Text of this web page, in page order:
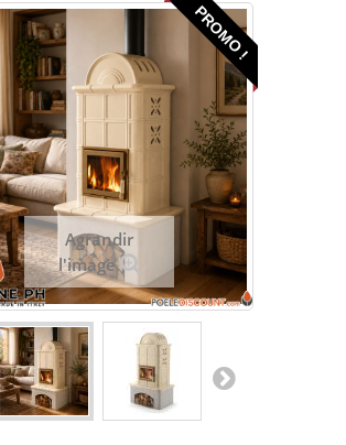
PROMO !
Agrandir
l'image